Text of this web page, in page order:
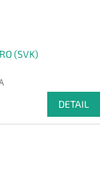
(SVK)
DETAIL